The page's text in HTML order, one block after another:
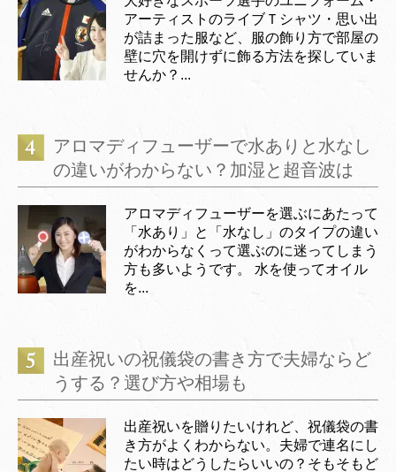
アーティストのライブＴシャツ・思い出
が詰まった服など、服の飾り方で部屋の
壁に穴を開けずに飾る方法を探していま
せんか？...
アロマディフューザーで水ありと水なし
の違いがわからない？加湿と超音波は
アロマディフューザーを選ぶにあたって
「水あり」と「水なし」のタイプの違い
がわからなくって選ぶのに迷ってしまう
方も多いようです。 水を使ってオイル
を...
出産祝いの祝儀袋の書き方で夫婦ならど
うする？選び方や相場も
出産祝いを贈りたいけれど、祝儀袋の書
き方がよくわからない。夫婦で連名にし
たい時はどうしたらいいの？そもそもど